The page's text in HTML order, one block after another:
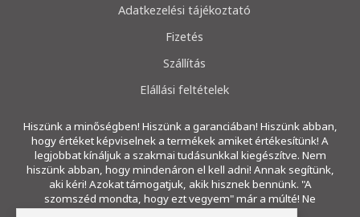
Adatkezelési tájékoztató
Fizetés
Szállítás
Elállási feltételek
Hiszünk a minőségben! Hiszünk a garanciában! Hiszünk abban,
hogy értéket képviselnek a termékek amiket értékesítünk! A
legjobbat kínáljuk a szakmai tudásunkkal kiegészítve. Nem
hiszünk abban, hogy mindenáron el kell adni! Annak segítünk,
aki kéri! Azokat támogatjuk, akik hisznek bennünk. "A
szomszéd mondta, hogy ezt vegyem" már a múlté! Ne
ragadjon a múltban!